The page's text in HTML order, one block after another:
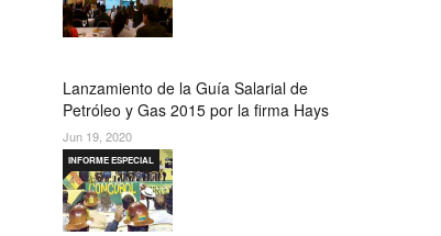
Lanzamiento de la Guía Salarial de
Petróleo y Gas 2015 por la firma Hays
Jun 19, 2020
INFORME ESPECIAL